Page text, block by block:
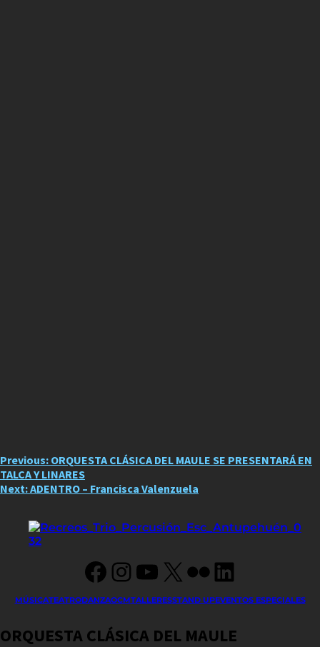
Post
navigation
Previous: ORQUESTA CLÁSICA DEL MAULE SE PRESENTARÁ EN
TALCA Y LINARES
Next:ADENTRO – Francisca Valenzuela
Facebook
Instagram
YouTube
X FlickrLinkedIn
MÚSICATEATRODANZAOCMTALLERESSTAND UPEVENTOS ESPECIALES
ORQUESTA CLÁSICA DEL MAULE